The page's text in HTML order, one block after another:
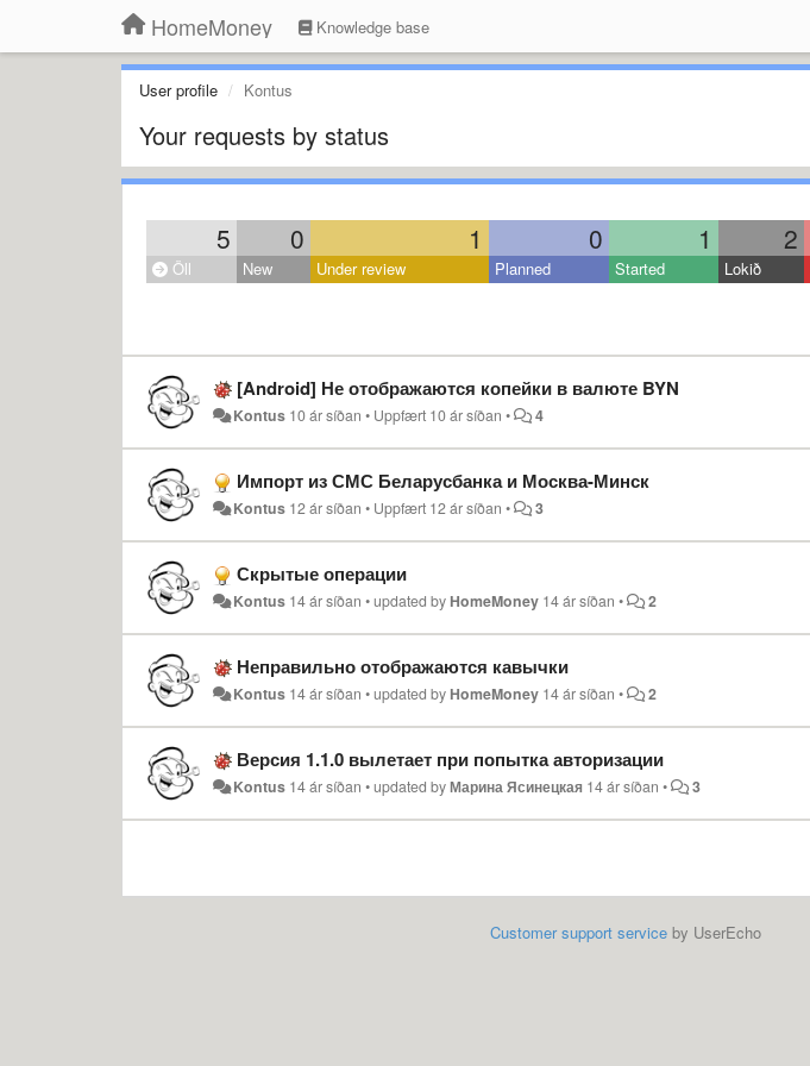
HomeMoney Knowledge base
User profile Kontus
Your requests by status
5 0 1 0 1 2
Öll New Under review Planned Started Lokið
[Android] Не отображаются копейки в валюте BYN
Kontus 10 ár síðan • Uppfært 10 ár síðan • 4
Импорт из СМС Беларусбанка и Москва-Минск
Kontus 12 ár síðan • Uppfært 12 ár síðan • 3
Скрытые операции
Kontus 14 ár síðan •updated by HomeMoney 14 ár síðan • 2
Неправильно отображаются кавычки
Kontus 14 ár síðan •updated by HomeMoney 14 ár síðan • 2
Версия 1.1.0 вылетает при попытка авторизации
Kontus 14 ár síðan •updated byМарина Ясинецкая 14 ár síðan • 3
Customer support serviceby UserEcho